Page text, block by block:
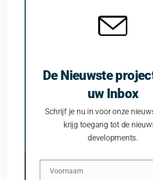
De Nieuwste
uw Inbox
Schrijf je nu in voor onze
krijg toegang tot de
developments.
Voornaam
Voornaam